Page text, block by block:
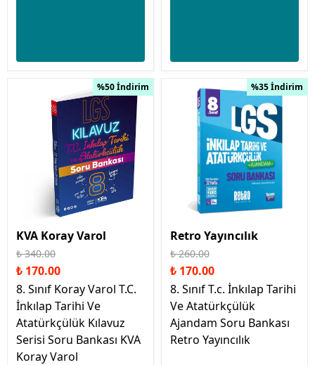
%50 İndirim
KVA Koray Varol
₺ 340.00
₺ 170.00
8. Sınıf Koray Varol T.C.
İnkılap Tarihi Ve
Atatürkçülük Kılavuz
Serisi Soru Bankası KVA
Koray Varol
%35 İndirim
Retro Yayıncılık
₺ 260.00
₺ 170.00
8. Sınıf T.c. İnkılap Tarihi
Ve Atatürkçülük
Ajandam Soru Bankası
Retro Yayıncılık